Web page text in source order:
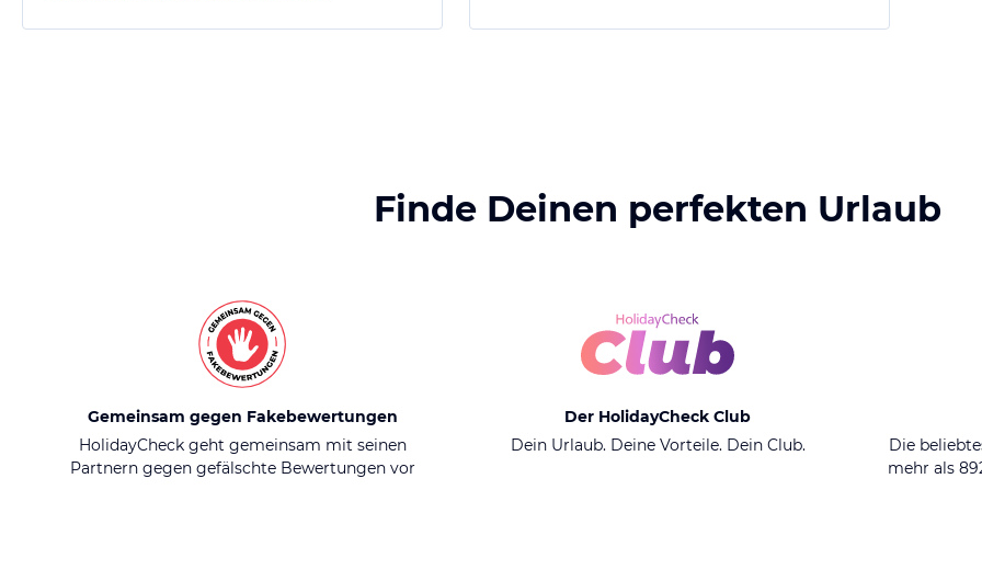
Finde Deinen perfekten Urlaub
Gemeinsam gegen Fakebewertungen
HolidayCheck geht gemeinsam mit seinen
Partnern gegen gefälschte Bewertungen vor
Der HolidayCheck Club
Dein Urlaub. Deine Vorteile. Dein Club.
Die
mehr als